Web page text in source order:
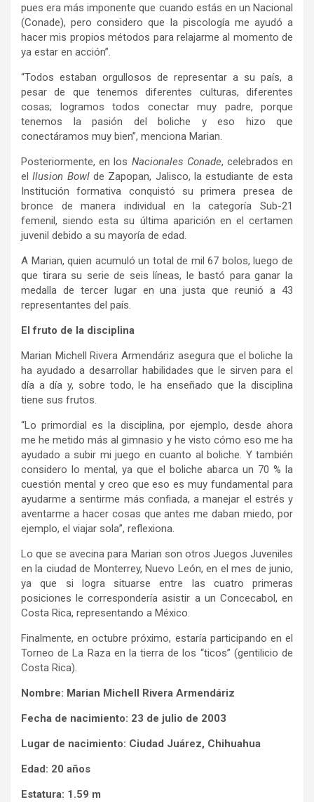
pues era más imponente que cuando estás en un Nacional
(Conade), pero considero que la piscología me ayudó a
hacer mis propios métodos para relajarme al momento de
ya estar en acción”.
“Todos estaban orgullosos de representar a su país, a
pesar de que tenemos diferentes culturas, diferentes
cosas; logramos todos conectar muy padre, porque
tenemos la pasión del boliche y eso hizo que
conectáramos muy bien”, menciona Marian.
Posteriormente, en los Nacionales Conade, celebrados en
elIlusion Bowlde Zapopan, Jalisco, la estudiante de esta
Institución formativa conquistó su primera presea de
bronce de manera individual en la categoría Sub-21
femenil, siendo esta su última aparición en el certamen
juvenil debido a su mayoría de edad.
A Marian, quien acumuló un total de mil 67 bolos, luego de
que tirara su serie de seis líneas, le bastó para ganar la
medalla de tercer lugar en una justa que reunió a 43
representantes del país.
El fruto de la disciplina
Marian Michell Rivera Armendáriz asegura que el boliche la
ha ayudado a desarrollar habilidades que le sirven para el
día a día y, sobre todo, le ha enseñado que la disciplina
tiene sus frutos.
“Lo primordial es la disciplina, por ejemplo, desde ahora
me he metido más al gimnasio y he visto cómo eso me ha
ayudado a subir mi juego en cuanto al boliche. Y también
considero lo mental, ya que el boliche abarca un 70 % la
cuestión mental y creo que eso es muy fundamental para
ayudarme a sentirme más confiada, a manejar el estrés y
aventarme a hacer cosas que antes me daban miedo, por
ejemplo, el viajar sola”, reflexiona.
Lo que se avecina para Marian son otros Juegos Juveniles
en la ciudad de Monterrey, Nuevo León, en el mes de junio,
ya que si logra situarse entre las cuatro primeras
posiciones le correspondería asistir a un Concecabol, en
Costa Rica, representando a México.
Finalmente, en octubre próximo, estaría participando en el
Torneo de La Raza en la tierra de los “ticos” (gentilicio de
Costa Rica).
Nombre: Marian Michell Rivera Armendáriz
Fecha de nacimiento: 23 de julio de 2003
Lugar de nacimiento: Ciudad Juárez, Chihuahua
Edad: 20 años
Estatura: 1.59 m